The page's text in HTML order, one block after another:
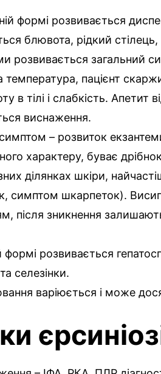
формі розвивається
блювота, рідкий
розвивається загальний
температура, пацієнт
в тілі і слабкість. Апетит
виснаження.
симптом – розвиток
характеру, буває
ділянках шкіри,
симптом шкарпеток).
після зникнення
формі розвивається
селезінки.
варіюється і може